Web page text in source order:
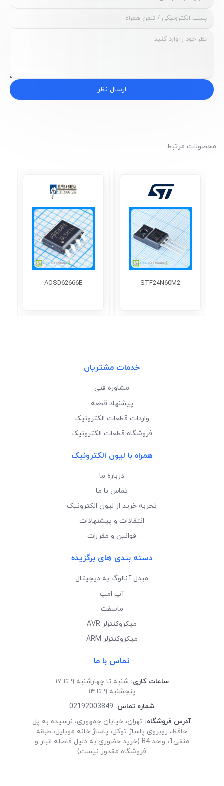
ارسال نظر
محصولات مرتبط
STF24N60M2
AOSD62666E
خدمات مشتریان
مشاوره فنی
پیشنهاد قطعه
واردات قطعات الکترونیک
فروشگاه قطعات الکترونیک
همراه با لیون الکترونیک
درباره ما
تماس با ما
تجربه خرید از لیون الکترونیک
انتقادات و پیشنهادات
قوانین و مقررات
دسته بندی های برگزیده
مبدل آنالوگ به دیجیتال
آپ امپ
ماسفت
میکروکنترلر AVR
میکروکنترلر ARM
تماس با ما
ساعات کاری: شنبه تا چهارشنبه ۹ تا ۱۷
پنجشنبه ۹ تا ۱۴
شماره تماس: 02192003849
آدرس فروشگاه: تهران، خیابان جمهوری، نرسیده به پل
حافظ، روبروی پاساژ توکل، پاساژ خانه موبایل، طبقه
منفی1، واحد B4 (خرید حضوری به دلیل فاصله انبار و
فروشگاه مقدور نیست)